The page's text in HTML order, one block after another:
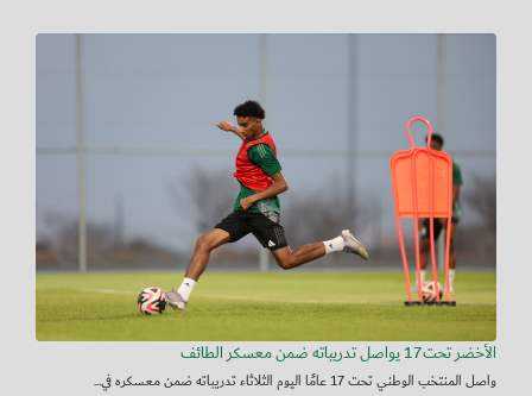
الأخضر تحت17 يواصل تدريباته ضمن معسكر الطائف
واصل المنتخب الوطني تحت 17 عامًا اليوم الثلاثاء تدريباته ضمن معسكره في...